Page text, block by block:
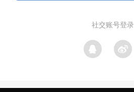
社交账号登录